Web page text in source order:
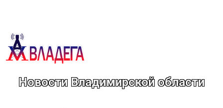
Новости Владимирской области